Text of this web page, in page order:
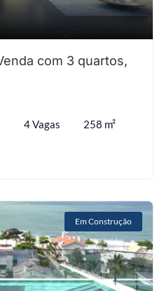
com 3 quartos,
4 Vagas 258 m²
Em Construção